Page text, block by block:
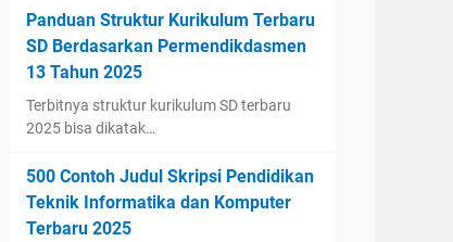
Panduan Struktur Kurikulum Terbaru
SD Berdasarkan Permendikdasmen
13 Tahun 2025
Terbitnya struktur kurikulum SD terbaru
2025 bisa dikatak…
500 Contoh Judul Skripsi Pendidikan
Teknik Informatika dan Komputer
Terbaru 2025